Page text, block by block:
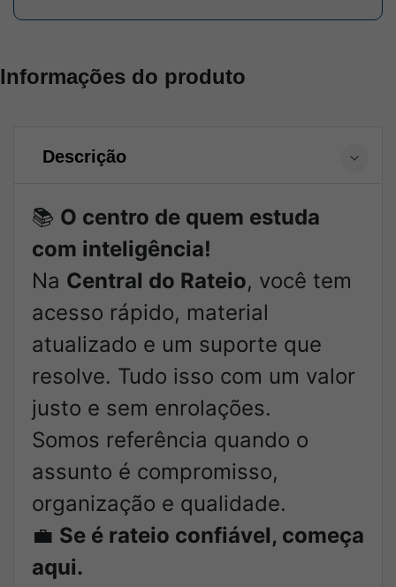
Informações do produto
Descrição
📚 O centro de quem estuda
com inteligência!
Na Central do Rateio, você tem
acesso rápido, material
atualizado e um suporte que
resolve. Tudo isso com um valor
justo e sem enrolações.
Somos referência quando o
assunto é compromisso,
organização e qualidade.
💼 Se é rateio confiável, começa
aqui.